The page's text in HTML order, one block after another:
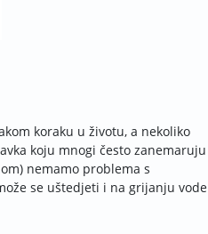
koraku u životu, a nekoliko
koju mnogi često zanemaruju
nemamo problema s
se uštedjeti i na grijanju vode